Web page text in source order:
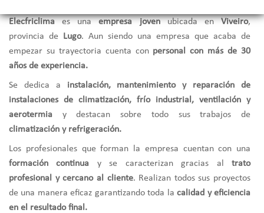
Elecfriclimaes unaempresa jovenubicada enViveiro,
provincia de Lugo. Aun siendo una empresa que acaba de
empezar su trayectoria cuenta con personal con más de 30
años de experiencia.
Se dedica a instalación, mantenimiento y reparación de
instalaciones de climatización, frío industrial, ventilación y
aerotermia y destacan sobre todo sus trabajos de
climatización y refrigeración.
Los profesionales que forman la empresa cuentan con una
formación continua y se caracterizan gracias altrato
profesional y cercano al cliente. Realizan todos sus proyectos
de una manera eficaz garantizando toda lacalidad y eficiencia
en el resultado final.